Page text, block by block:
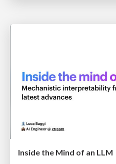
Inside the Mind of an LLM